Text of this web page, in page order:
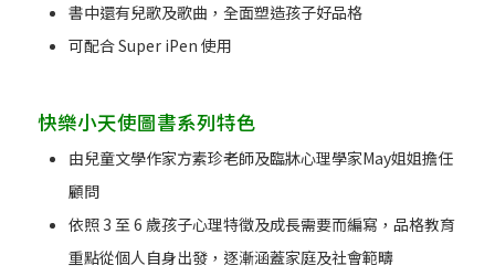
書中還有兒歌及歌曲，全面塑造孩子好品格
可配合 Super iPen 使用
快樂小天使圖書系列特色
由兒童文學作家方素珍老師及臨牀心理學家May姐姐擔任
顧問
依照 3 至 6 歲孩子心理特徵及成長需要而編寫，品格教育
重點從個人自身出發，逐漸涵蓋家庭及社會範疇